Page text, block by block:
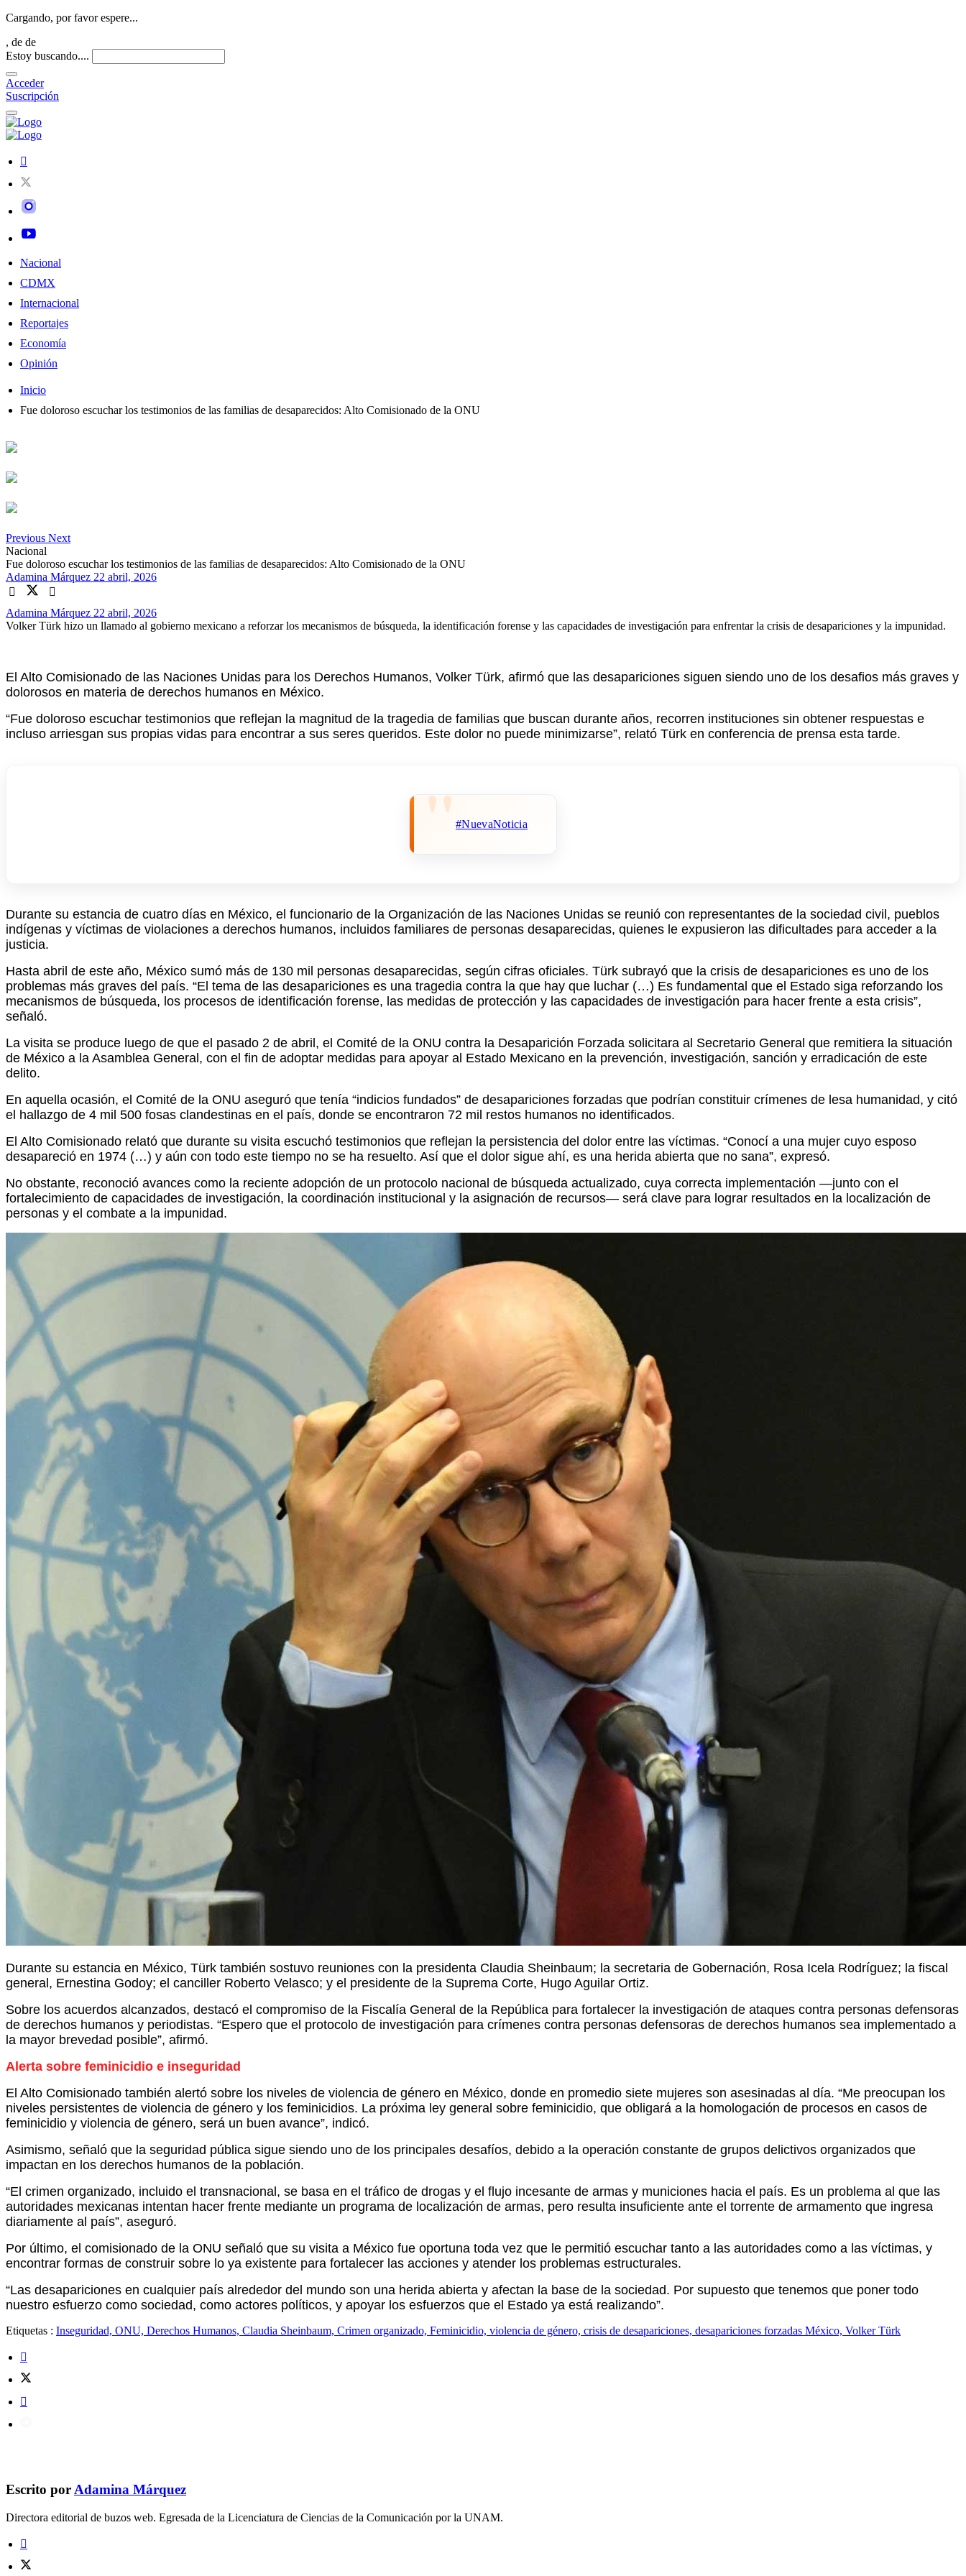
Cargando, por favor espere...
, de de
Estoy buscando....
Acceder
Suscripción
Nacional
CDMX
Internacional
Reportajes
Economía
Opinión
Inicio
Fue doloroso escuchar los testimonios de las familias de desaparecidos: Alto Comisionado de la ONU
Previous Next
Nacional
Fue doloroso escuchar los testimonios de las familias de desaparecidos: Alto Comisionado de la ONU
Adamina Márquez 22 abril, 2026
Adamina Márquez 22 abril, 2026
Volker Türk hizo un llamado al gobierno mexicano a reforzar los mecanismos de búsqueda, la identificación forense y las capacidades de investigación para enfrentar la crisis de desapariciones y la impunidad.
El Alto Comisionado de las Naciones Unidas para los Derechos Humanos, Volker Türk, afirmó que las desapariciones siguen siendo uno de los desafios más graves y
dolorosos en materia de derechos humanos en México.
“Fue doloroso escuchar testimonios que reflejan la magnitud de la tragedia de familias que buscan durante años, recorren instituciones sin obtener respuestas e
incluso arriesgan sus propias vidas para encontrar a sus seres queridos. Este dolor no puede minimizarse”, relató Türk en conferencia de prensa esta tarde.
#NuevaNoticia
Durante su estancia de cuatro días en México, el funcionario de la Organización de las Naciones Unidas se reunió con representantes de la sociedad civil, pueblos
indígenas y víctimas de violaciones a derechos humanos, incluidos familiares de personas desaparecidas, quienes le expusieron las dificultades para acceder a la
justicia.
Hasta abril de este año, México sumó más de 130 mil personas desaparecidas, según cifras oficiales. Türk subrayó que la crisis de desapariciones es uno de los
problemas más graves del país. “El tema de las desapariciones es una tragedia contra la que hay que luchar (…) Es fundamental que el Estado siga reforzando los
mecanismos de búsqueda, los procesos de identificación forense, las medidas de protección y las capacidades de investigación para hacer frente a esta crisis”,
señaló.
La visita se produce luego de que el pasado 2 de abril, el Comité de la ONU contra la Desaparición Forzada solicitara al Secretario General que remitiera la situación
de México a la Asamblea General, con el fin de adoptar medidas para apoyar al Estado Mexicano en la prevención, investigación, sanción y erradicación de este
delito.
En aquella ocasión, el Comité de la ONU aseguró que tenía “indicios fundados” de desapariciones forzadas que podrían constituir crímenes de lesa humanidad, y citó
el hallazgo de 4 mil 500 fosas clandestinas en el país, donde se encontraron 72 mil restos humanos no identificados.
El Alto Comisionado relató que durante su visita escuchó testimonios que reflejan la persistencia del dolor entre las víctimas. “Conocí a una mujer cuyo esposo
desapareció en 1974 (…) y aún con todo este tiempo no se ha resuelto. Así que el dolor sigue ahí, es una herida abierta que no sana”, expresó.
No obstante, reconoció avances como la reciente adopción de un protocolo nacional de búsqueda actualizado, cuya correcta implementación —junto con el
fortalecimiento de capacidades de investigación, la coordinación institucional y la asignación de recursos— será clave para lograr resultados en la localización de
personas y el combate a la impunidad.
Durante su estancia en México, Türk también sostuvo reuniones con la presidenta Claudia Sheinbaum; la secretaria de Gobernación, Rosa Icela Rodríguez; la fiscal
general, Ernestina Godoy; el canciller Roberto Velasco; y el presidente de la Suprema Corte, Hugo Aguilar Ortiz.
Sobre los acuerdos alcanzados, destacó el compromiso de la Fiscalía General de la República para fortalecer la investigación de ataques contra personas defensoras
de derechos humanos y periodistas. “Espero que el protocolo de investigación para crímenes contra personas defensoras de derechos humanos sea implementado a
la mayor brevedad posible”, afirmó.
Alerta sobre feminicidio e inseguridad
El Alto Comisionado también alertó sobre los niveles de violencia de género en México, donde en promedio siete mujeres son asesinadas al día. “Me preocupan los
niveles persistentes de violencia de género y los feminicidios. La próxima ley general sobre feminicidio, que obligará a la homologación de procesos en casos de
feminicidio y violencia de género, será un buen avance”, indicó.
Asimismo, señaló que la seguridad pública sigue siendo uno de los principales desafíos, debido a la operación constante de grupos delictivos organizados que
impactan en los derechos humanos de la población.
“El crimen organizado, incluido el transnacional, se basa en el tráfico de drogas y el flujo incesante de armas y municiones hacia el país. Es un problema al que las
autoridades mexicanas intentan hacer frente mediante un programa de localización de armas, pero resulta insuficiente ante el torrente de armamento que ingresa
diariamente al país”, aseguró.
Por último, el comisionado de la ONU señaló que su visita a México fue oportuna toda vez que le permitió escuchar tanto a las autoridades como a las víctimas, y
encontrar formas de construir sobre lo ya existente para fortalecer las acciones y atender los problemas estructurales.
“Las desapariciones en cualquier país alrededor del mundo son una herida abierta y afectan la base de la sociedad. Por supuesto que tenemos que poner todo
nuestro esfuerzo como sociedad, como actores políticos, y apoyar los esfuerzos que el Estado ya está realizando”.
Etiquetas : Inseguridad, ONU, Derechos Humanos, Claudia Sheinbaum, Crimen organizado, Feminicidio, violencia de género, crisis de desapariciones, desapariciones forzadas México, Volker Türk
Escrito por Adamina Márquez
Directora editorial de buzos web. Egresada de la Licenciatura de Ciencias de la Comunicación por la UNAM.